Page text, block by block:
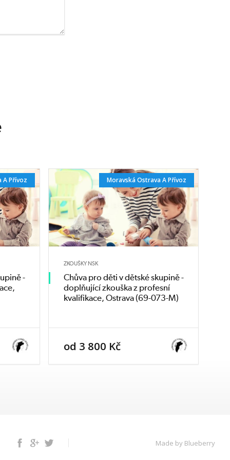
A Přívoz
-
Moravská Ostrava A Přívoz
ZKOUŠKY NSK
Chůva pro děti v dětské skupině -
doplňující zkouška z profesní
kvalifikace, Ostrava (69-073-M)
od 3 800 Kč
Facebook
Google+Twitter Made by Blueberry